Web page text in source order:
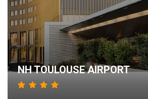
NH TOULOUSE AIRPORT